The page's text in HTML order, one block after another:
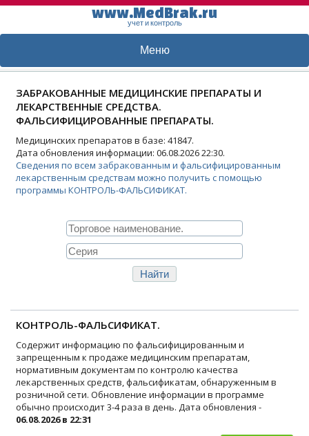
www.MedBrak.ru
учет и контроль
Меню
ЗАБРАКОВАННЫЕ МЕДИЦИНСКИЕ ПРЕПАРАТЫ И
ЛЕКАРСТВЕННЫЕ СРЕДСТВА.
ФАЛЬСИФИЦИРОВАННЫЕ ПРЕПАРАТЫ.
Медицинских препаратов в базе: 41847.
Дата обновления информации: 06.08.2026 22:30.
Сведения по всем забракованным и фальсифицированным
лекарственным средствам можно получить с помощью
программы КОНТРОЛЬ-ФАЛЬСИФИКАТ.
КОНТРОЛЬ-ФАЛЬСИФИКАТ.
Содержит информацию по фальсифицированным и
запрещенным к продаже медицинским препаратам,
нормативным документам по контролю качества
лекарственных средств, фальсификатам, обнаруженным в
розничной сети. Обновление информации в программе
обычно происходит 3-4 раза в день. Дата обновления -
06.08.2026 в 22:31